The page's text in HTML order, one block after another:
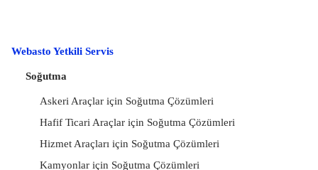
Webasto Yetkili Servis
Soğutma
Askeri Araçlar için Soğutma Çözümleri
Hafif Ticari Araçlar için Soğutma Çözümleri
Hizmet Araçları için Soğutma Çözümleri
Kamyonlar için Soğutma Çözümleri